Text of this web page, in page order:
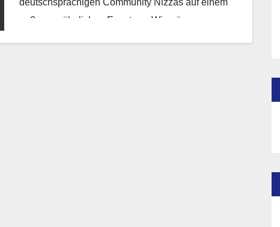
deutschsprachigen Community Nizzas auf einem
außergewöhnlichen Event vor. Wir müssen uns